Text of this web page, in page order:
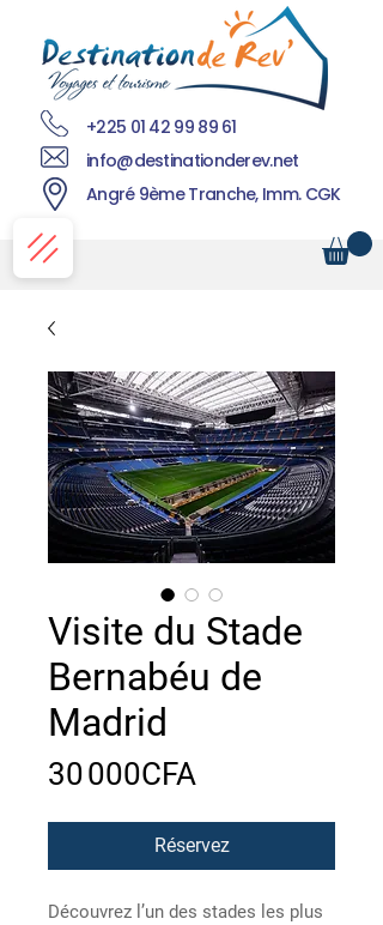
+225 01 42 99 89 61
info@destinationderev.net
Angré 9ème Tranche, Imm. CGK
Visite du Stade
Bernabéu de
Madrid
30 000CFA
Réservez
Découvrez l’un des stades les plus